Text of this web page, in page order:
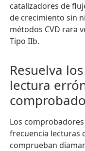
catalizadores de
de crecimiento sin
métodos CVD rara
Tipo IIb.
Resuelva
lectura
Los
frecuencia lecturas
comprueban